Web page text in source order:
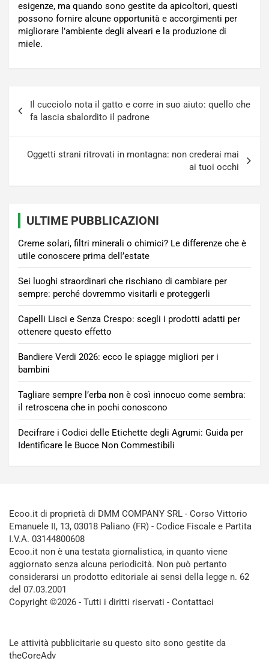
esigenze, ma quando sono gestite da apicoltori, questi
possono fornire alcune opportunità e accorgimenti per
migliorare l’ambiente degli alveari e la produzione di
miele.
articoli
Il cucciolo nota il gatto e corre in suo aiuto: quello che
fa lascia sbalordito il padrone
Oggetti strani ritrovati in montagna: non crederai mai
ai tuoi occhi
ULTIME PUBBLICAZIONI
Creme solari, filtri minerali o chimici? Le differenze che è
utile conoscere prima dell’estate
Sei luoghi straordinari che rischiano di cambiare per
sempre: perché dovremmo visitarli e proteggerli
Capelli Lisci e Senza Crespo: scegli i prodotti adatti per
ottenere questo effetto
Bandiere Verdi 2026: ecco le spiagge migliori per i
bambini
Tagliare sempre l’erba non è così innocuo come sembra:
il retroscena che in pochi conoscono
Decifrare i Codici delle Etichette degli Agrumi: Guida per
Identificare le Bucce Non Commestibili
Ecoo.it di proprietà di DMM COMPANY SRL - Corso Vittorio
Emanuele II, 13, 03018 Paliano (FR) - Codice Fiscale e Partita
I.V.A. 03144800608
Ecoo.it non è una testata giornalistica, in quanto viene
aggiornato senza alcuna periodicità. Non può pertanto
considerarsi un prodotto editoriale ai sensi della legge n. 62
del 07.03.2001
Copyright ©2026 - Tutti i diritti riservati - Contattaci
Le attività pubblicitarie su questo sito sono gestite da
theCoreAdv